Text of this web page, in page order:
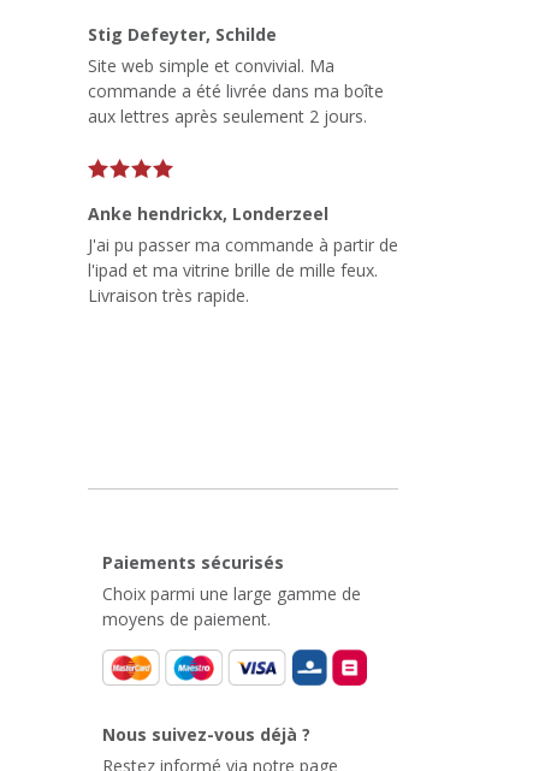
Stig Defeyter, Schilde
Site web simple et convivial. Ma
commande a été livrée dans ma boîte
aux lettres après seulement 2 jours.
Anke hendrickx, Londerzeel
J'ai pu passer ma commande à partir de
l'ipad et ma vitrine brille de mille feux.
Livraison très rapide.
Paiements sécurisés
Choix parmi une large gamme de
moyens de paiement.
Nous suivez-vous déjà ?
Restez informé via notre page